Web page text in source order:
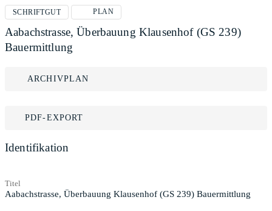
SCHRIFTGUT PLAN
Aabachstrasse, Überbauung Klausenhof (GS 239)
Bauermittlung
ARCHIVPLAN
PDF-EXPORT
Identifikation
Titel
Aabachstrasse, Überbauung Klausenhof (GS 239) Bauermittlung